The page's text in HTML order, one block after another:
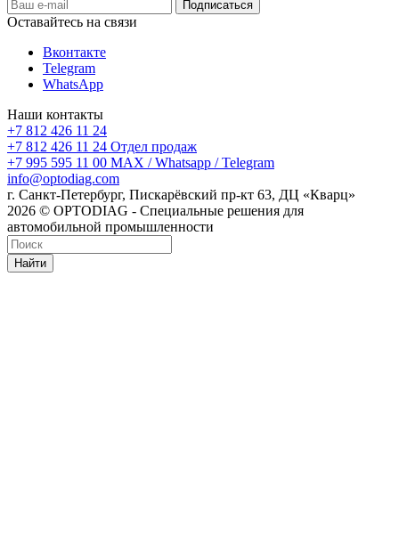
Оставайтесь на связи
Вконтакте
Telegram
WhatsApp
Наши контакты
+7 812 426 11 24
+7 812 426 11 24 Отдел продаж
+7 995 595 11 00 MAX / Whatsapp / Telegram
info@optodiag.com
г. Санкт-Петербург, Пискарёвский пр-кт 63, ДЦ «Кварц»
2026 © OPTODIAG - Специальные решения для
автомобильной промышленности
Найти